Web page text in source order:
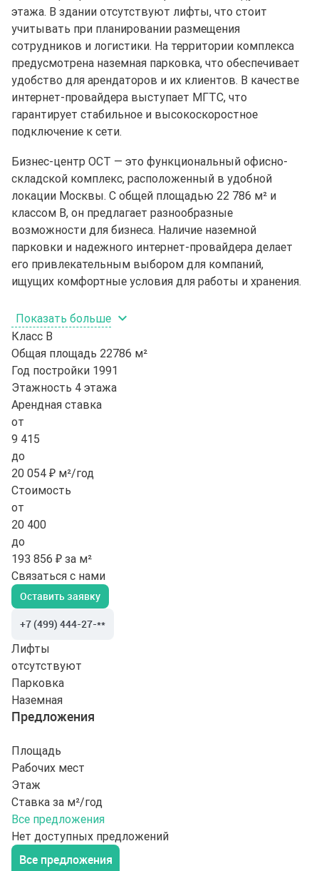
этажа. В здании отсутствуют лифты, что стоит
учитывать при планировании размещения
сотрудников и логистики. На территории комплекса
предусмотрена наземная парковка, что обеспечивает
удобство для арендаторов и их клиентов. В качестве
интернет-провайдера выступает МГТС, что
гарантирует стабильное и высокоскоростное
подключение к сети.
Бизнес-центр ОСТ — это функциональный офисно-
складской комплекс, расположенный в удобной
локации Москвы. С общей площадью 22 786 м² и
классом B, он предлагает разнообразные
возможности для бизнеса. Наличие наземной
парковки и надежного интернет-провайдера делает
его привлекательным выбором для компаний,
ищущих комфортные условия для работы и хранения.
Показать больше
Класс B
Общая площадь 22786 м²
Год постройки 1991
Этажность 4 этажа
Арендная ставка
от
9 415
до
20 054 ₽ м²/год
Стоимость
от
20 400
до
193 856 ₽ за м²
Связаться с нами
Оставить заявку
+7 (499) 444-27-**
Лифты
отсутствуют
Парковка
Наземная
Предложения
Площадь
Рабочих мест
Этаж
Ставка за м²/год
Все предложения
Нет доступных предложений
Все предложения